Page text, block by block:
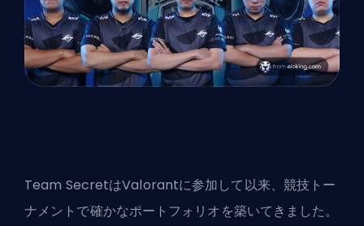
Team SecretはValorantに参加して以来、競技トー
ナメントで確かなポートフォリオを築いてきました。